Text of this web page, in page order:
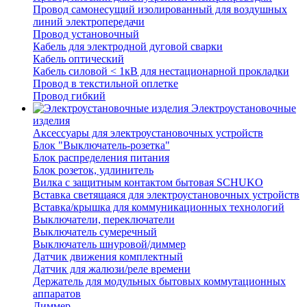
Провод самонесущий изолированный для воздушных
линий электропередачи
Провод установочный
Кабель для электродной дуговой сварки
Кабель оптический
Кабель силовой < 1кВ для нестационарной прокладки
Провод в текстильной оплетке
Провод гибкий
Электроустановочные
изделия
Аксессуары для электроустановочных устройств
Блок "Выключатель-розетка"
Блок распределения питания
Блок розеток, удлинитель
Вилка с защитным контактом бытовая SCHUKO
Вставка светящаяся для электроустановочных устройств
Вставка/крышка для коммуникационных технологий
Выключатели, переключатели
Выключатель сумеречный
Выключатель шнуровой/диммер
Датчик движения комплектный
Датчик для жалюзи/реле времени
Держатель для модульных бытовых коммутационных
аппаратов